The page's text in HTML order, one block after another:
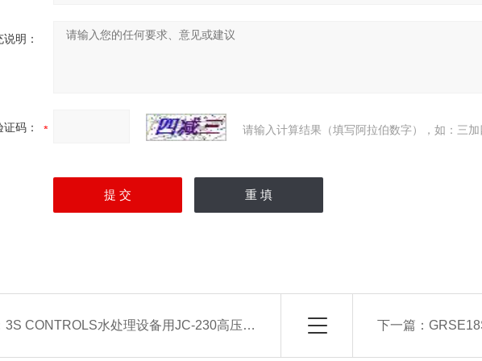
明：
证码： 请输入计算结果（填写阿拉伯数字），如：三加
3S CONTROLS水处理设备用JC-230高压开关 下一篇： GRSE18S-